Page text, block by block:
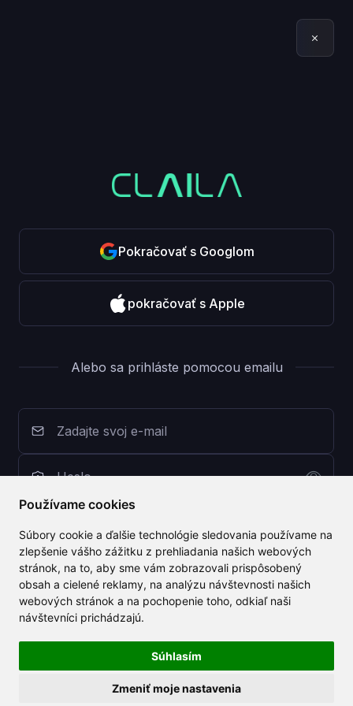
Používame cookies
Súbory cookie a ďalšie technológie sledovania používame na
zlepšenie vášho zážitku z prehliadania našich webových
stránok, na to, aby sme vám zobrazovali prispôsobený
obsah a cielené reklamy, na analýzu návštevnosti našich
webových stránok a na pochopenie toho, odkiaľ naši
návštevníci prichádzajú.
Súhlasím
Zmeniť moje nastavenia
Pokračovať s Googlom
pokračovať s Apple
Alebo sa prihláste pomocou emailu
Nemáte účet? Zaregistrujte sa zdarma
Zabudnuté heslo?